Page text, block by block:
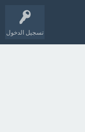
تسجيل الدخول